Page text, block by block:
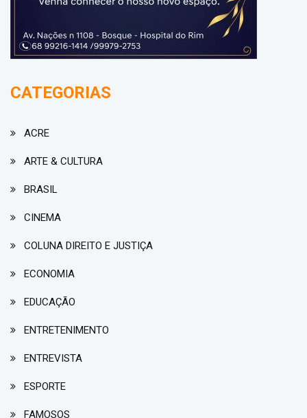
CATEGORIAS
ACRE
ARTE & CULTURA
BRASIL
CINEMA
COLUNA DIREITO E JUSTIÇA
ECONOMIA
EDUCAÇÃO
ENTRETENIMENTO
ENTREVISTA
ESPORTE
FAMOSOS